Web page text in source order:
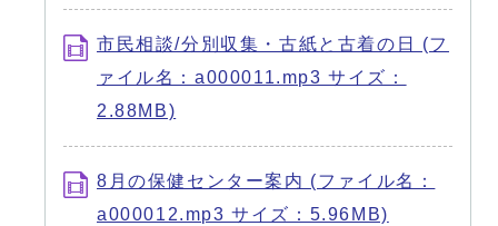
市民相談/分別収集・古紙と古着の日 (フ
ァイル名：a000011.mp3 サイズ：
2.88MB)
8月の保健センター案内 (ファイル名：
a000012.mp3 サイズ：5.96MB)